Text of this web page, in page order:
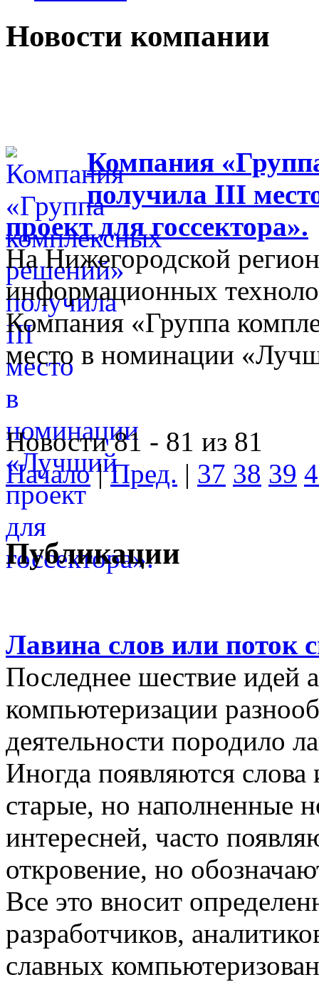
Новости компании
Компания
получила III
проект для госсектора».
На Нижегородской
информационных
Компания «Группа
место в номинации
Новости 81 - 81 из 81
Начало|Пред. | 37 38 39
Публикации
Лавина слов или поток
Последнее шествие идей
компьютеризации
деятельности породило
Иногда появляются
старые, но наполненные
интересней, часто
откровение, но
Все это вносит
разработчиков,
славных